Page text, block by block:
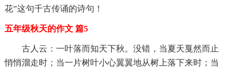
花”这句千古传诵的诗句！
五年级秋天的作文 篇5
古人云：一叶落而知天下秋。没错，当夏天戛然而止
悄悄溜走时；当一片树叶小心翼翼地从树上落下来时；当